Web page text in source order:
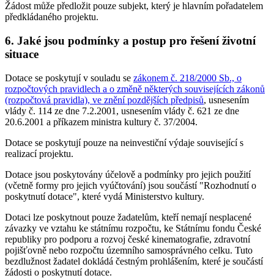
Žádost může předložit pouze subjekt, který je hlavním pořadatelem
předkládaného projektu.
6. Jaké jsou podmínky a postup pro řešení životní
situace
Dotace se poskytují v souladu se zákonem č. 218/2000 Sb., o
rozpočtových pravidlech a o změně některých souvisejících zákonů
(rozpočtová pravidla), ve znění pozdějších předpisů, usnesením
vlády č. 114 ze dne 7.2.2001, usnesením vlády č. 621 ze dne
20.6.2001 a příkazem ministra kultury č. 37/2004.
Dotace se poskytují pouze na neinvestiční výdaje související s
realizací projektu.
Dotace jsou poskytovány účelově a podmínky pro jejich použití
(včetně formy pro jejich vyúčtování) jsou součástí "Rozhodnutí o
poskytnutí dotace", které vydá Ministerstvo kultury.
Dotaci lze poskytnout pouze žadatelům, kteří nemají nesplacené
závazky ve vztahu ke státnímu rozpočtu, ke Státnímu fondu České
republiky pro podporu a rozvoj české kinematografie, zdravotní
pojišťovně nebo rozpočtu územního samosprávného celku. Tuto
bezdlužnost žadatel dokládá čestným prohlášením, které je součástí
žádosti o poskytnutí dotace.